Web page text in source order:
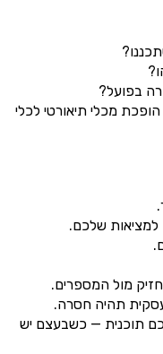
בפועל?
מכלי תיאורטי לכלי
שלכם.
מול המספרים.
תהיה חסרה.
תוכנית — כשבעצם יש